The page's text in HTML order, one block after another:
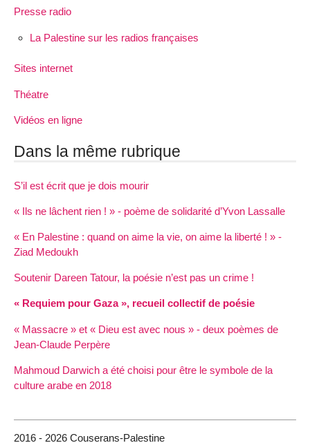
Presse radio
La Palestine sur les radios françaises
Sites internet
Théatre
Vidéos en ligne
Dans la même rubrique
S’il est écrit que je dois mourir
« Ils ne lâchent rien ! » - poème de solidarité d’Yvon Lassalle
« En Palestine : quand on aime la vie, on aime la liberté ! » -
Ziad Medoukh
Soutenir Dareen Tatour, la poésie n’est pas un crime !
« Requiem pour Gaza », recueil collectif de poésie
« Massacre » et « Dieu est avec nous » - deux poèmes de
Jean-Claude Perpère
Mahmoud Darwich a été choisi pour être le symbole de la
culture arabe en 2018
2016 - 2026 Couserans-Palestine